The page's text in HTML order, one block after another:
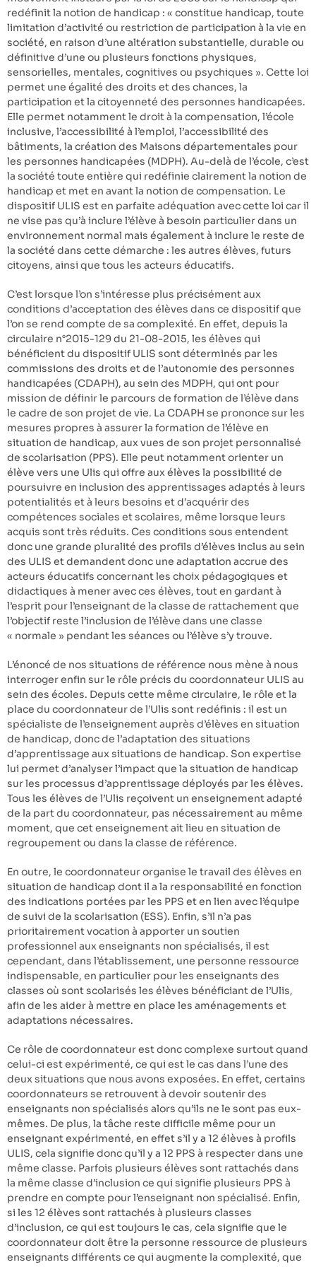
redéfinit la notion de handicap : « constitue handicap, toute
limitation d’activité ou restriction de participation à la vie en
société, en raison d’une altération substantielle, durable ou
définitive d’une ou plusieurs fonctions physiques,
sensorielles, mentales, cognitives ou psychiques ». Cette loi
permet une égalité des droits et des chances, la
participation et la citoyenneté des personnes handicapées.
Elle permet notamment le droit à la compensation, l’école
inclusive, l’accessibilité à l’emploi, l’accessibilité des
bâtiments, la création des Maisons départementales pour
les personnes handicapées (MDPH). Au-delà de l’école, c’est
la société toute entière qui redéfinie clairement la notion de
handicap et met en avant la notion de compensation. Le
dispositif ULIS est en parfaite adéquation avec cette loi car il
ne vise pas qu’à inclure l’élève à besoin particulier dans un
environnement normal mais également à inclure le reste de
la société dans cette démarche : les autres élèves, futurs
citoyens, ainsi que tous les acteurs éducatifs.
C’est lorsque l’on s’intéresse plus précisément aux
conditions d’acceptation des élèves dans ce dispositif que
l’on se rend compte de sa complexité. En effet, depuis la
circulaire n°2015-129 du 21-08-2015, les élèves qui
bénéficient du dispositif ULIS sont déterminés par les
commissions des droits et de l’autonomie des personnes
handicapées (CDAPH), au sein des MDPH, qui ont pour
mission de définir le parcours de formation de l’élève dans
le cadre de son projet de vie. La CDAPH se prononce sur les
mesures propres à assurer la formation de l’élève en
situation de handicap, aux vues de son projet personnalisé
de scolarisation (PPS). Elle peut notamment orienter un
élève vers une Ulis qui offre aux élèves la possibilité de
poursuivre en inclusion des apprentissages adaptés à leurs
potentialités et à leurs besoins et d’acquérir des
compétences sociales et scolaires, même lorsque leurs
acquis sont très réduits. Ces conditions sous entendent
donc une grande pluralité des profils d’élèves inclus au sein
des ULIS et demandent donc une adaptation accrue des
acteurs éducatifs concernant les choix pédagogiques et
didactiques à mener avec ces élèves, tout en gardant à
l’esprit pour l’enseignant de la classe de rattachement que
l’objectif reste l’inclusion de l’élève dans une classe
« normale » pendant les séances ou l’élève s’y trouve.
L’énoncé de nos situations de référence nous mène à nous
interroger enfin sur le rôle précis du coordonnateur ULIS au
sein des écoles. Depuis cette même circulaire, le rôle et la
place du coordonnateur de l’Ulis sont redéfinis : il est un
spécialiste de l’enseignement auprès d’élèves en situation
de handicap, donc de l’adaptation des situations
d’apprentissage aux situations de handicap. Son expertise
lui permet d’analyser l’impact que la situation de handicap
sur les processus d’apprentissage déployés par les élèves.
Tous les élèves de l’Ulis reçoivent un enseignement adapté
de la part du coordonnateur, pas nécessairement au même
moment, que cet enseignement ait lieu en situation de
regroupement ou dans la classe de référence.
En outre, le coordonnateur organise le travail des élèves en
situation de handicap dont il a la responsabilité en fonction
des indications portées par les PPS et en lien avec l’équipe
de suivi de la scolarisation (ESS). Enfin, s’il n’a pas
prioritairement vocation à apporter un soutien
professionnel aux enseignants non spécialisés, il est
cependant, dans l’établissement, une personne ressource
indispensable, en particulier pour les enseignants des
classes où sont scolarisés les élèves bénéficiant de l’Ulis,
afin de les aider à mettre en place les aménagements et
adaptations nécessaires.
Ce rôle de coordonnateur est donc complexe surtout quand
celui-ci est expérimenté, ce qui est le cas dans l’une des
deux situations que nous avons exposées. En effet, certains
coordonnateurs se retrouvent à devoir soutenir des
enseignants non spécialisés alors qu’ils ne le sont pas eux-
mêmes. De plus, la tâche reste difficile même pour un
enseignant expérimenté, en effet s’il y a 12 élèves à profils
ULIS, cela signifie donc qu’il y a 12 PPS à respecter dans une
même classe. Parfois plusieurs élèves sont rattachés dans
la même classe d’inclusion ce qui signifie plusieurs PPS à
prendre en compte pour l’enseignant non spécialisé. Enfin,
si les 12 élèves sont rattachés à plusieurs classes
d’inclusion, ce qui est toujours le cas, cela signifie que le
coordonnateur doit être la personne ressource de plusieurs
enseignants différents ce qui augmente la complexité, que